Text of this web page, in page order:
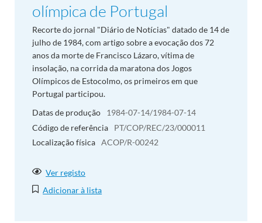
olímpica de Portugal
Recorte do jornal "Diário de Notícias" datado de 14 de
julho de 1984, com artigo sobre a evocação dos 72
anos da morte de Francisco Lázaro, vítima de
insolação, na corrida da maratona dos Jogos
Olímpicos de Estocolmo, os primeiros em que
Portugal participou.
Datas de produção
1984-07-14/1984-07-14
Código de referência
PT/COP/REC/23/000011
Localização física ACOP/R-00242
Ver registo
Adicionar à lista